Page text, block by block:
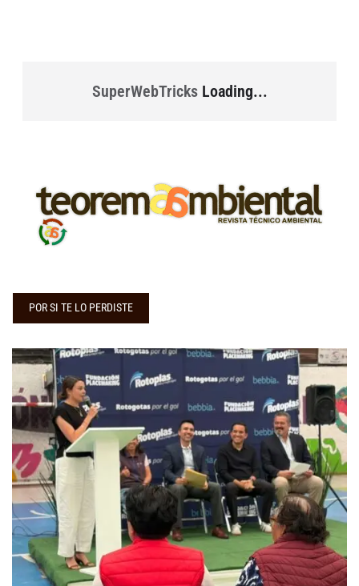
SuperWebTricksLoading...
POR SI TE LO PERDISTE